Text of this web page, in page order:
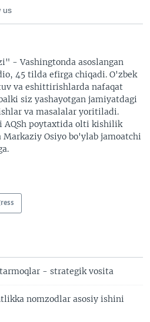
us
- Vashingtonda asoslangan
45 tilda efirga chiqadi. O'zbek
va eshittirishlarda nafaqat
siz yashayotgan jamiyatdagi
va masalalar yoritiladi.
AQSh poytaxtida olti kishilik
Osiyo bo'ylab jamoatchi
- strategik vosita
nomzodlar asosiy ishini